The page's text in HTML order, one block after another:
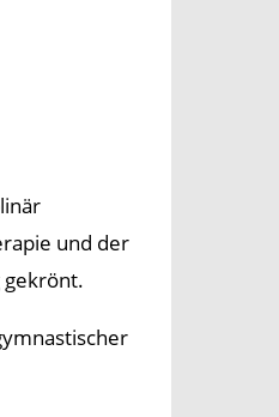
und der
gekrönt.